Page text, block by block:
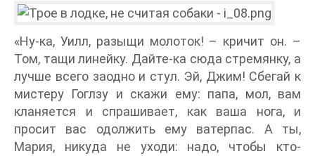
«Ну-ка, Уилл, разыщи молоток! – кричит он. –
Том, тащи линейку. Дайте-ка сюда стремянку, а
лучше всего заодно и стул. Эй, Джим! Сбегай к
мистеру Гоглзу и скажи ему: папа, мол, вам
кланяется и спрашивает, как ваша нога, и
просит вас одолжить ему ватерпас. А ты,
Мария, никуда не уходи: надо, чтобы кто-